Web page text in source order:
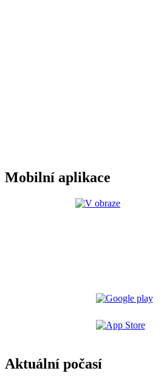
Mobilní aplikace
Aktuální počasí